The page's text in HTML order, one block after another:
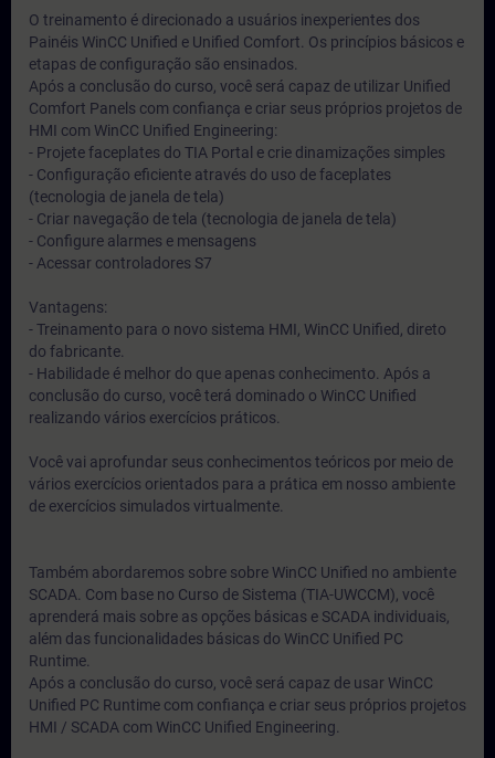
O treinamento é direcionado a usuários inexperientes dos
Painéis WinCC Unified e Unified Comfort. Os princípios básicos e
etapas de configuração são ensinados.
Após a conclusão do curso, você será capaz de utilizar Unified
Comfort Panels com confiança e criar seus próprios projetos de
HMI com WinCC Unified Engineering:
- Projete faceplates do TIA Portal e crie dinamizações simples
- Configuração eficiente através do uso de faceplates
(tecnologia de janela de tela)
- Criar navegação de tela (tecnologia de janela de tela)
- Configure alarmes e mensagens
- Acessar controladores S7
Vantagens:
- Treinamento para o novo sistema HMI, WinCC Unified, direto
do fabricante.
- Habilidade é melhor do que apenas conhecimento. Após a
conclusão do curso, você terá dominado o WinCC Unified
realizando vários exercícios práticos.
Você vai aprofundar seus conhecimentos teóricos por meio de
vários exercícios orientados para a prática em nosso ambiente
de exercícios simulados virtualmente.
Também abordaremos sobre sobre WinCC Unified no ambiente
SCADA. Com base no Curso de Sistema (TIA-UWCCM), você
aprenderá mais sobre as opções básicas e SCADA individuais,
além das funcionalidades básicas do WinCC Unified PC
Runtime.
Após a conclusão do curso, você será capaz de usar WinCC
Unified PC Runtime com confiança e criar seus próprios projetos
HMI / SCADA com WinCC Unified Engineering.